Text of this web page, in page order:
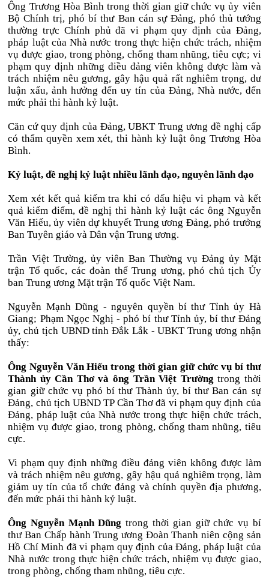
Ông Trương Hòa Bình trong thời gian giữ chức vụ ủy viên
Bộ Chính trị, phó bí thư Ban cán sự Đảng, phó thủ tướng
thường trực Chính phủ đã vi phạm quy định của Đảng,
pháp luật của Nhà nước trong thực hiện chức trách, nhiệm
vụ được giao, trong phòng, chống tham nhũng, tiêu cực; vi
phạm quy định những điều đảng viên không được làm và
trách nhiệm nêu gương, gây hậu quả rất nghiêm trọng, dư
luận xấu, ảnh hưởng đến uy tín của Đảng, Nhà nước, đến
mức phải thi hành kỷ luật.
Căn cứ quy định của Đảng, UBKT Trung ương đề nghị cấp
có thẩm quyền xem xét, thi hành kỷ luật ông Trương Hòa
Bình.
Kỷ luật, đề nghị kỷ luật nhiều lãnh đạo, nguyên lãnh đạo
Xem xét kết quả kiểm tra khi có dấu hiệu vi phạm và kết
quả kiểm điểm, đề nghị thi hành kỷ luật các ông Nguyễn
Văn Hiếu, ủy viên dự khuyết Trung ương Đảng, phó trưởng
Ban Tuyên giáo và Dân vận Trung ương.
Trần Việt Trường, ủy viên Ban Thường vụ Đảng ủy Mặt
trận Tổ quốc, các đoàn thể Trung ương, phó chủ tịch Ủy
ban Trung ương Mặt trận Tổ quốc Việt Nam.
Nguyễn Mạnh Dũng - nguyên quyền bí thư Tỉnh ủy Hà
Giang; Phạm Ngọc Nghị - phó bí thư Tỉnh ủy, bí thư Đảng
ủy, chủ tịch UBND tỉnh Đắk Lắk - UBKT Trung ương nhận
thấy:
Ông Nguyễn Văn Hiếu trong thời gian giữ chức vụ bí thư
Thành ủy Cần Thơ và ông Trần Việt Trường trong thời
gian giữ chức vụ phó bí thư Thành ủy, bí thư Ban cán sự
Đảng, chủ tịch UBND TP Cần Thơ đã vi phạm quy định của
Đảng, pháp luật của Nhà nước trong thực hiện chức trách,
nhiệm vụ được giao, trong phòng, chống tham nhũng, tiêu
cực.
Vi phạm quy định những điều đảng viên không được làm
và trách nhiệm nêu gương, gây hậu quả nghiêm trọng, làm
giảm uy tín của tổ chức đảng và chính quyền địa phương,
đến mức phải thi hành kỷ luật.
Ông Nguyễn Mạnh Dũng trong thời gian giữ chức vụ bí
thư Ban Chấp hành Trung ương Đoàn Thanh niên cộng sản
Hồ Chí Minh đã vi phạm quy định của Đảng, pháp luật của
Nhà nước trong thực hiện chức trách, nhiệm vụ được giao,
trong phòng, chống tham nhũng, tiêu cực.